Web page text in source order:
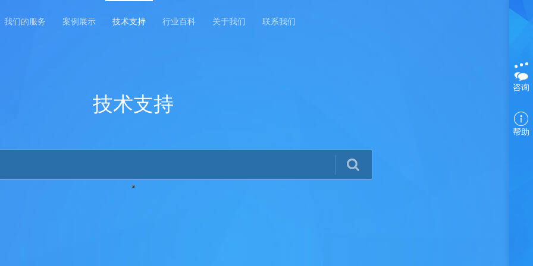
我们的服务 案例展示 技术支持 行业百科 关于我们 联系我们
咨询
帮助
技术支持